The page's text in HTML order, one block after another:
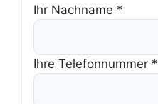
Ihr Nachname *
Ihre Telefonnummer *